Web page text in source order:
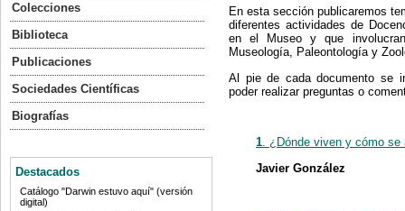
Colecciones
Biblioteca
Publicaciones
Sociedades Científicas
Biografías
Destacados
Catálogo "Darwin estuvo aquí" (versión
digital)
En esta sección publicaremos
diferentes actividades de
en el Museo y que
Museología, Paleontología y
Al pie de cada documento se
poder realizar preguntas o
1. ¿Dónde viven y cómo se
Javier González